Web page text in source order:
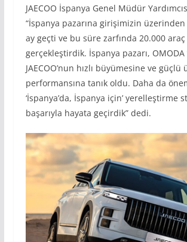
JAECOO İspanya Genel Müdür
“İspanya pazarına girişimizin üzerinden
ay geçti ve bu süre zarfında 20.000 araç
gerçekleştirdik. İspanya pazarı, OMODA
JAECOO’nun hızlı büyümesine ve güçlü
performansına tanık oldu. Daha da
‘İspanya’da, İspanya için’ yerelleştirme
başarıyla hayata geçirdik” dedi.